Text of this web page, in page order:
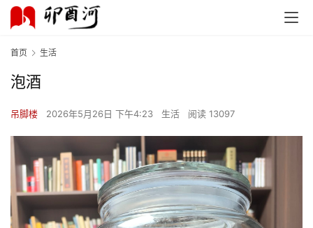
首页 生活
泡酒
吊脚楼 2026年5月26日 下午4:23 生活 阅读 13097